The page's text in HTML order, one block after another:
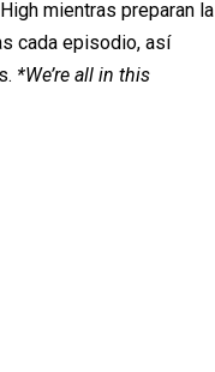
mientras preparan la
cada episodio, así
*We’re all in this